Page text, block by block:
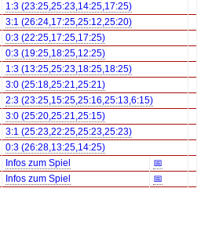
1:3 (23:25,25:23,14:25,17:25)
3:1 (26:24,17:25,25:12,25:20)
0:3 (22:25,17:25,17:25)
0:3 (19:25,18:25,12:25)
1:3 (13:25,25:23,18:25,18:25)
3:0 (25:18,25:21,25:21)
2:3 (23:25,15:25,25:16,25:13,6:15)
3:0 (25:20,25:21,25:15)
3:1 (25:23,22:25,25:23,25:23)
0:3 (26:28,13:25,14:25)
Infos zum Spiel
📅
Infos zum Spiel
📅